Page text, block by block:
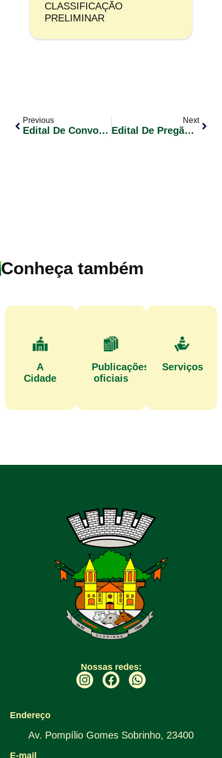
CLASSIFICAÇÃO
PRELIMINAR
Previous
Edital De Convocação De Candidatos Nº 011/2024 – Contrato Temporário Conforme Lei Municipal Nº 2.251/2023
Next
Edital De Pregão Eletrônico Nº 034/2024 – Contratação De Empresa Especializada Para Prestação De Serviços Médicos (pediatra E Psiquiatra), No Município De Glorinha/RS
Conheça também
A
Cidade
Publicações
oficiais
Serviços
Nossas redes:
Endereço
Av. Pompílio Gomes Sobrinho, 23400
E-mail